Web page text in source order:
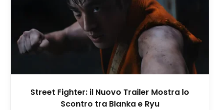
Street Fighter: il Nuovo Trailer Mostra lo
Scontro tra Blanka e Ryu